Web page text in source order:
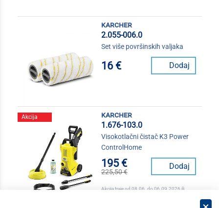
karcher
2.055-006.0
Set više površinskih valjaka
16 € Dodaj
Akcija
karcher
1.676-103.0
Visokotlačni čistač K3 Power
ControlHome
195 €
225,50 €
Dodaj
Akcija traje od 08.06. do 06.09.2026 ili